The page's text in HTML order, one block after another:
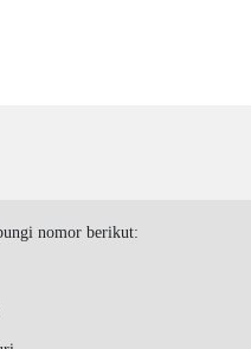
nomor berikut: